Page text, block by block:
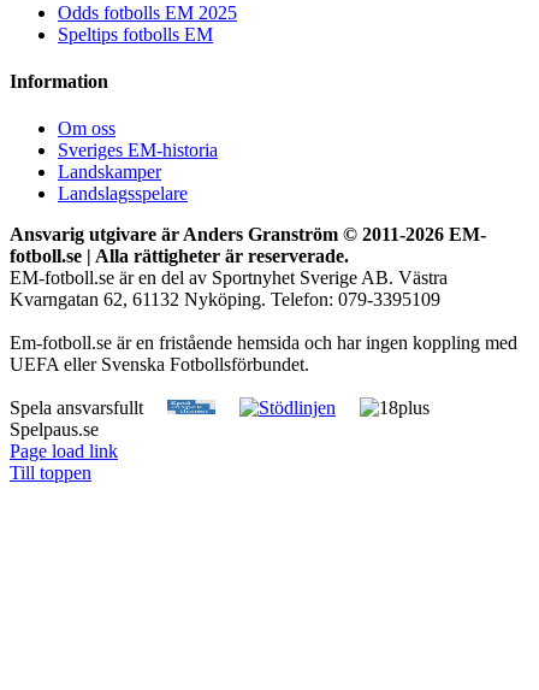
Odds fotbolls EM 2025
Speltips fotbolls EM
Information
Om oss
Sveriges EM-historia
Landskamper
Landslagsspelare
Ansvarig utgivare är Anders Granström © 2011-2026 EM-
fotboll.se | Alla rättigheter är reserverade.
EM-fotboll.se är en del av Sportnyhet Sverige AB. Västra
Kvarngatan 62, 61132 Nyköping. Telefon: 079-3395109
Em-fotboll.se är en fristående hemsida och har ingen koppling med
UEFA eller Svenska Fotbollsförbundet.
Spela ansvarsfullt
Spelpaus.se
Page load link
Till toppen